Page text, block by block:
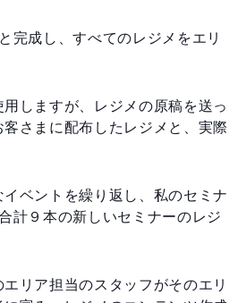
完成し、すべてのレジメをエリ
しますが、レジメの原稿を送っ
さまに配布したレジメと、実際
ベントを繰り返し、私のセミナ
計９本の新しいセミナーのレジ
リア担当のスタッフがそのエリ